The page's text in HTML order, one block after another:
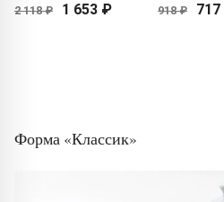
2 118 ₽ 1 653 ₽ 918 ₽
Форма «Классик»